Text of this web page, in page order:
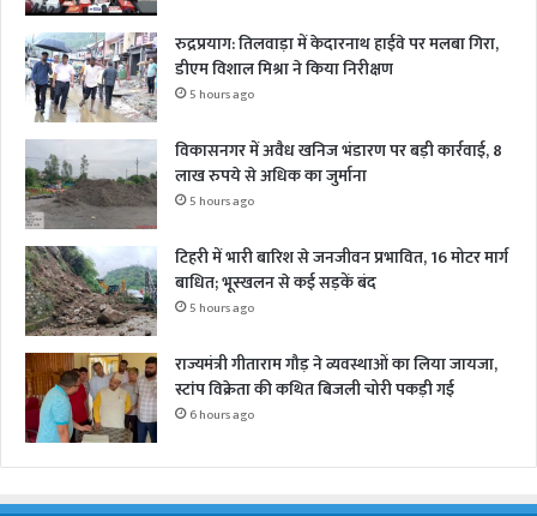
रुद्रप्रयाग: तिलवाड़ा में केदारनाथ हाईवे पर मलबा गिरा,
डीएम विशाल मिश्रा ने किया निरीक्षण
5 hours ago
विकासनगर में अवैध खनिज भंडारण पर बड़ी कार्रवाई, 8
लाख रुपये से अधिक का जुर्माना
5 hours ago
टिहरी में भारी बारिश से जनजीवन प्रभावित, 16 मोटर मार्ग
बाधित; भूस्खलन से कई सड़कें बंद
5 hours ago
राज्यमंत्री गीताराम गौड़ ने व्यवस्थाओं का लिया जायजा,
स्टांप विक्रेता की कथित बिजली चोरी पकड़ी गई
6 hours ago